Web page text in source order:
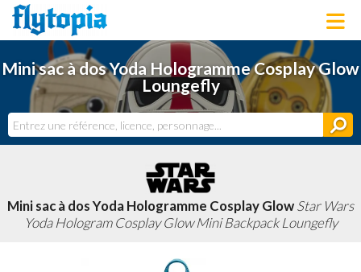
LOUNGEFLY
LICENCES
NOUVEAUTÉS
BONS PLANS
ACTUALITÉS
DERNIERS AJOUTS
Mini sac à dos Yoda Hologramme Cosplay Glow
Loungefly
Mini sac à dos Yoda Hologramme Cosplay GlowStar Wars
Yoda Hologram Cosplay Glow Mini Backpack Loungefly